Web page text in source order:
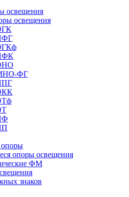
освещения
освещения
ФГ
опоры
опоры освещения
ФМ
знаков